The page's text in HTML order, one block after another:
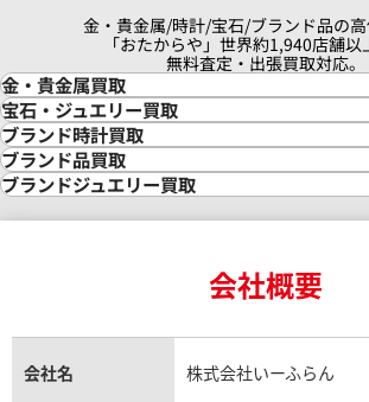
タンゴロ RT39S
格
ブルガリ
金・貴金属/時計/宝石/ブランド品の
「おたからや」世界約1,940店舗以
無料査定・出張買取対応。
金・貴金属買取
金買取
金の相場価格情報
金の参考買取価格一覧
インゴット買取
インゴットの相場価格情報
24金買取
金貨買取
貴金属買取
宝石・ジュエリー買取
宝石・ジュエリー買取
ダイヤモンド買取
ダイヤモンド・宝石の参考価格一覧
リング・結婚指輪買取
エメラルド買取
トパーズ買取
タンザナイト買取
ブランド時計買取
時計買取
ロレックス買取
ロレックス デイトナ買取
ロレックス サブマリーナー買取
ロレックス エクスプローラー買取
ロレックス デイトジャスト買取
パテック フィリップノーチラス買取
ブランド品買取
ブランド買取
シャネル マトラッセ買取
ブランドジュエリー買取
ヴァンクリーフ＆アーペル買取
ショーメ買取
会社概要
会社名 株式会社いーふらん